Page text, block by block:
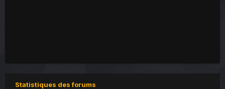
Statistiques des forums